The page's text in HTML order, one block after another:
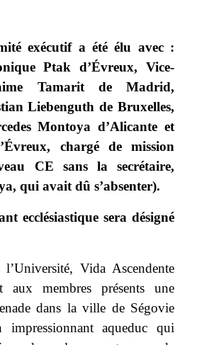
exécutif a été élu avec :
Ptak d’Évreux, Vice-
Tamarit de Madrid,
Liebenguth de Bruxelles,
Montoya d’Alicante et
chargé de mission
CE sans la secrétaire,
qui avait dû s’absenter).
ecclésiastique sera désigné
Vida Ascendente
aux membres présents une
dans la ville de Ségovie
impressionnant aqueduc qui